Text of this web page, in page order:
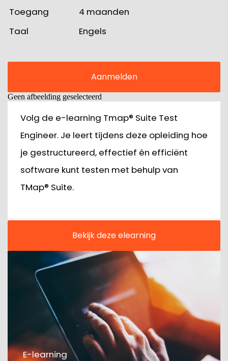
Toegang
4 maanden
Taal
Engels
Aanmelden
Geen afbeelding geselecteerd
Volg de e-learning Tmap® Suite Test
Engineer. Je leert tijdens deze opleiding hoe
je gestructureerd, effectief én efficiënt
software kunt testen met behulp van
TMap® Suite.
Bekijk deze elearning
E-learning